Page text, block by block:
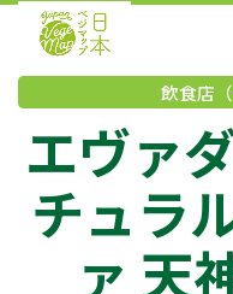
飲食
エヴァ
チュラ